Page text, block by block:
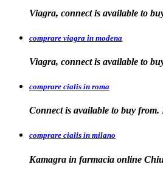
Viagra, connect is available to
comprare viagra in modena
Viagra, connect is available to
comprare cialis in roma
Connect is available to buy from.
comprare cialis in milano
Kamagra in farmacia online